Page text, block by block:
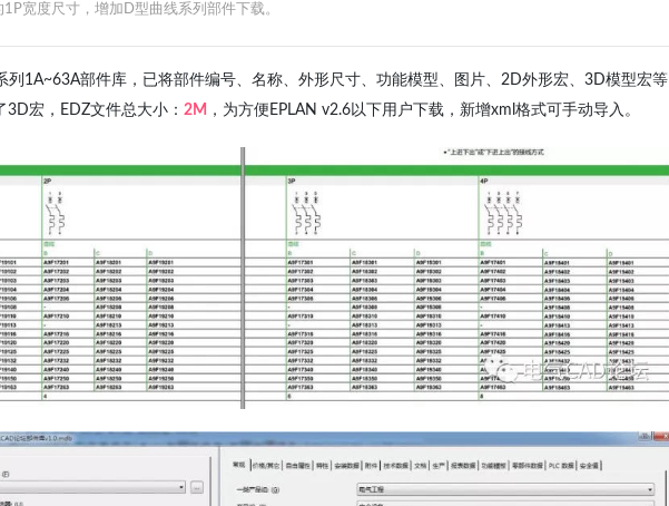
宽度尺寸，增加D型曲线系列部件下载。
列1A~63A部件库，已将部件编号、名称、外形尺寸、功能模型、图片、2D外形宏、3D模型宏等
宏，EDZ文件总大小： 2M ，为方便EPLAN v2.6以下用户下载，新增xml格式可手动导入。